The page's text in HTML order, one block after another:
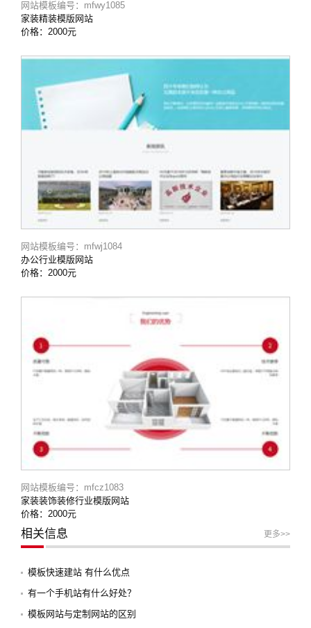
网站模板编号：mfwy1085
家装精装模版网站
价格：2000元
网站模板编号：mfwj1084
办公行业模版网站
价格：2000元
网站模板编号：mfcz1083
家装装饰装修行业模版网站
价格：2000元
相关信息 更多>>
模板快速建站 有什么优点
有一个手机站有什么好处？
模板网站与定制网站的区别